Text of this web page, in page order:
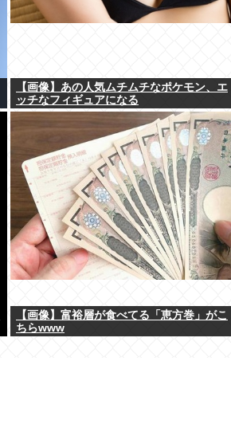
【画像】あの人気ムチムチなポケモン、エ
ッチなフィギュアになる
【画像】富裕層が食べてる「恵方巻」がこ
ちらwww